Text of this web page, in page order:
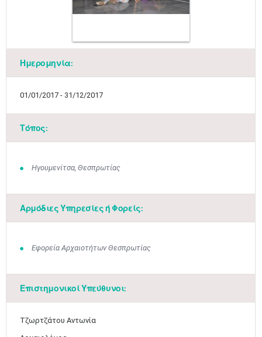
Ημερομηνία:
01/01/2017 - 31/12/2017
Τόπος:
Ηγουμενίτσα, Θεσπρωτίας
Αρμόδιες Υπηρεσίες ή Φορείς:
Εφορεία Αρχαιοτήτων Θεσπρωτίας
Επιστημονικοί Υπεύθυνοι:
Τζωρτζάτου Αντωνία